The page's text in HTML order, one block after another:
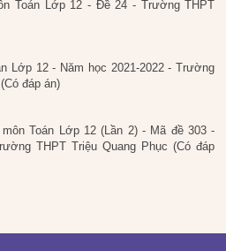
Toán Lớp 12 - Đề 24 - Trường THPT
Lớp 12 - Năm học 2021-2022 - Trường
đáp án)
Toán Lớp 12 (Lần 2) - Mã đề 303 -
THPT Triệu Quang Phục (Có đáp